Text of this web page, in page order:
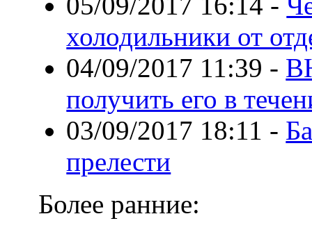
холодильники от
04/09/2017 11:39 -
получить его в
03/09/2017 18:11 -
прелести
Более ранние: